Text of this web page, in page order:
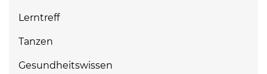
Lerntreff
Tanzen
Gesundheitswissen